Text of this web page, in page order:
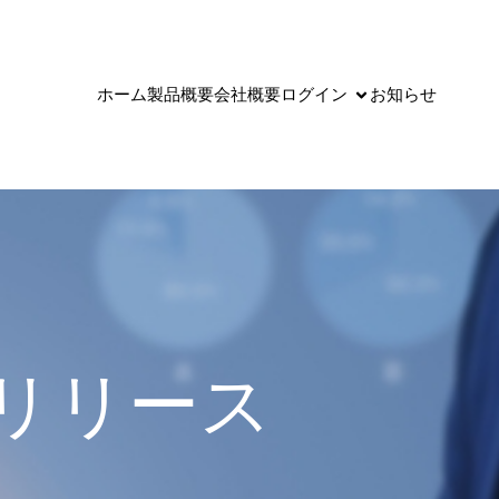
ホーム製品概要会社概要ログイン お知らせ
リース